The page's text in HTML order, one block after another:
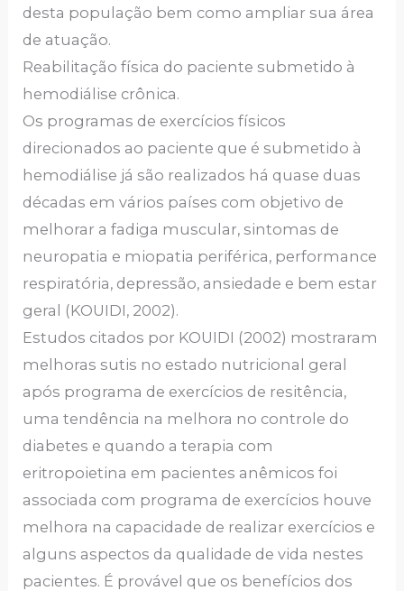
desta população bem como ampliar sua área
de atuação.
Reabilitação física do paciente submetido à
hemodiálise crônica.
Os programas de exercícios físicos
direcionados ao paciente que é submetido à
hemodiálise já são realizados há quase duas
décadas em vários países com objetivo de
melhorar a fadiga muscular, sintomas de
neuropatia e miopatia periférica, performance
respiratória, depressão, ansiedade e bem estar
geral (KOUIDI, 2002).
Estudos citados por KOUIDI (2002) mostraram
melhoras sutis no estado nutricional geral
após programa de exercícios de resitência,
uma tendência na melhora no controle do
diabetes e quando a terapia com
eritropoietina em pacientes anêmicos foi
associada com programa de exercícios houve
melhora na capacidade de realizar exercícios e
alguns aspectos da qualidade de vida nestes
pacientes. É provável que os benefícios dos